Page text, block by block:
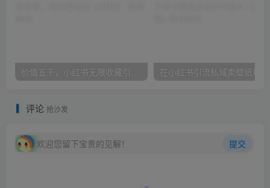
价值五千，小红书无限收藏引流创业粉，附采集协议【揭秘】
评论 抢沙发
欢迎您留下宝贵的见解！ 提交